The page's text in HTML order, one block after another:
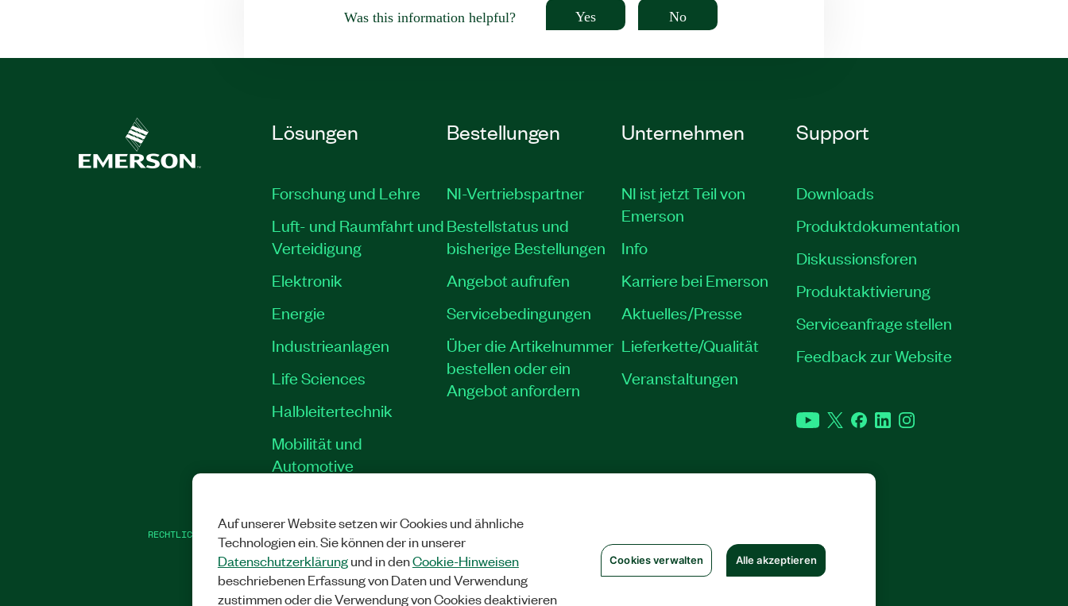
Was this information helpful? Yes No
Lösungen
Forschung und Lehre
Luft- und Raumfahrt und
Verteidigung
Elektronik
Energie
Industrieanlagen
Life Sciences
Halbleitertechnik
Mobilität und
Automotive
Bestellungen
NI-Vertriebspartner
Bestellstatus und
bisherige Bestellungen
Angebot aufrufen
Servicebedingungen
Über die Artikelnummer
bestellen oder ein
Angebot anfordern
Unternehmen
NI ist jetzt Teil von
Emerson
Info
Karriere bei Emerson
Aktuelles/Presse
Lieferkette/Qualität
Veranstaltungen
Support
Downloads
Produktdokumentation
Diskussionsforen
Produktaktivierung
Serviceanfrage stellen
Feedback zur Website
YouTubeTwitterFacebookLinkedInInstagram
RECHTLICHE HINWEISE
Auf unserer Website setzen wir Cookies und ähnliche
Technologien ein. Sie können der in unserer
Datenschutzerklärungund in denCookie-Hinweisen
beschriebenen Erfassung von Daten und Verwendung
zustimmen oder die Verwendung von Cookies deaktivieren
Cookies verwalten Alle akzeptieren